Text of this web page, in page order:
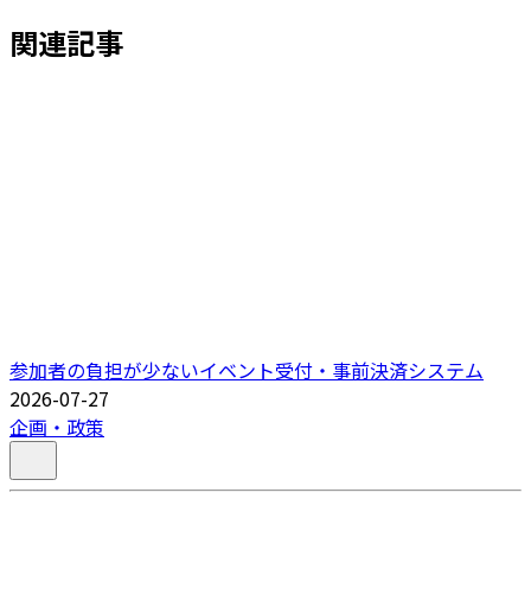
関連記事
参加者の負担が少ないイベント受付・事前決済システム
2026-07-27
企画・政策